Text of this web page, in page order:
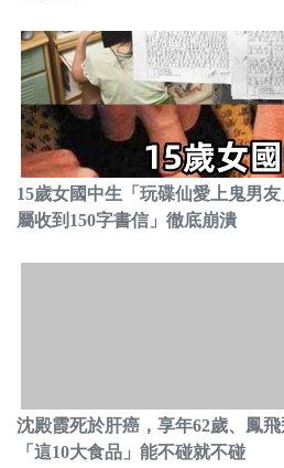
15歲女國中生「玩碟仙愛上鬼男
屬收到150字書信」徹底崩潰
沈殿霞死於肝癌，享年62歲、鳳
「這10大食品」能不碰就不碰